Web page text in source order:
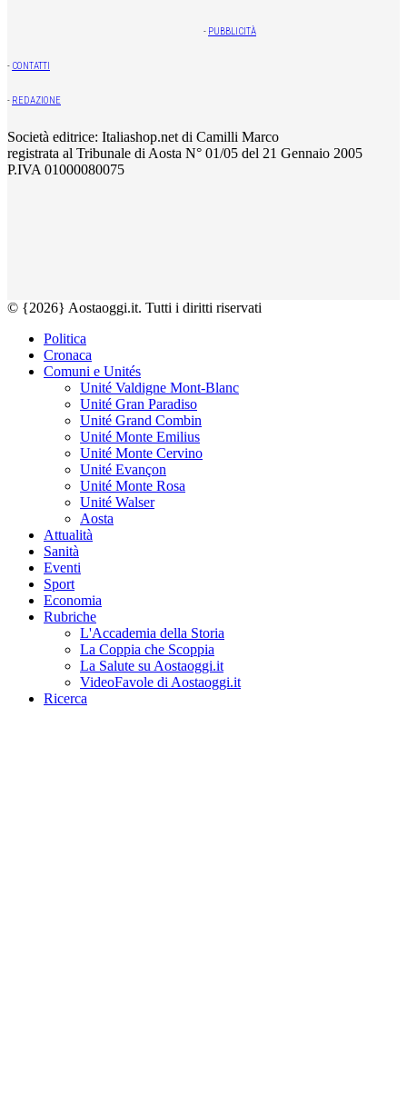
- PUBBLICITÀ
- CONTATTI
- REDAZIONE
Società editrice: Italiashop.net di Camilli Marco
registrata al Tribunale di Aosta N° 01/05 del 21 Gennaio 2005
P.IVA 01000080075
© {2026} Aostaoggi.it. Tutti i diritti riservati
Politica
Cronaca
Comuni e Unités
Unité Valdigne Mont-Blanc
Unité Gran Paradiso
Unité Grand Combin
Unité Monte Emilius
Unité Monte Cervino
Unité Evançon
Unité Monte Rosa
Unité Walser
Aosta
Attualità
Sanità
Eventi
Sport
Economia
Rubriche
L'Accademia della Storia
La Coppia che Scoppia
La Salute su Aostaoggi.it
VideoFavole di Aostaoggi.it
Ricerca